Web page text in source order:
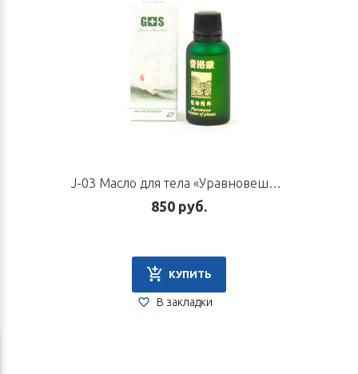
J-03 Масло для тела «Уравновешенность», 30 мл
850 руб.
КУПИТЬ
В закладки